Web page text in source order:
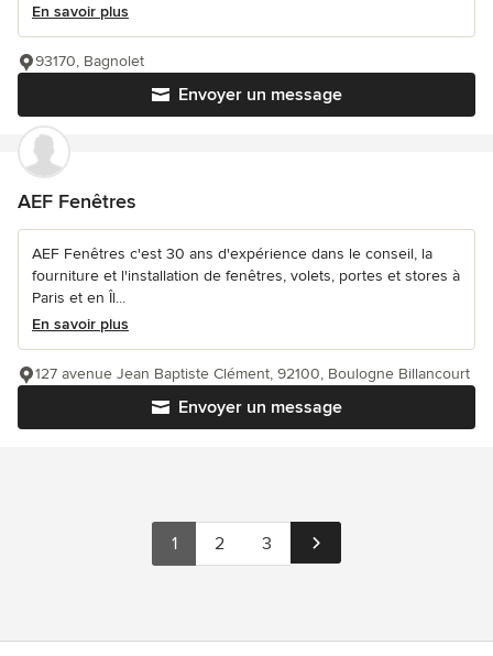
En savoir plus
Envoyer un message
93170, Bagnolet
AEF Fenêtres
AEF Fenêtres c'est 30 ans d'expérience dans le conseil, la
fourniture et l'installation de fenêtres, volets, portes et stores à
Paris et en Îl...
En savoir plus
Envoyer un message
127 avenue Jean Baptiste Clément, 92100, Boulogne Billancourt
1 2 3